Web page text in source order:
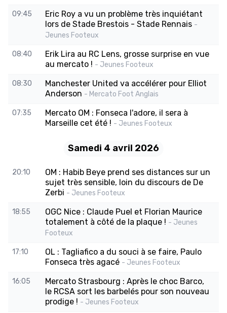
09:45
Eric Roy a vu un problème très inquiétant
lors de Stade Brestois - Stade Rennais -
Jeunes Footeux
08:40
Erik Lira au RC Lens, grosse surprise en vue
au mercato ! - Jeunes Footeux
08:30
Manchester United va accélérer pour Elliot
Anderson - Mercato Foot Anglais
07:35
Mercato OM : Fonseca l'adore, il sera à
Marseille cet été ! - Jeunes Footeux
Samedi 4 avril 2026
20:10
OM : Habib Beye prend ses distances sur un
sujet très sensible, loin du discours de De
Zerbi - Jeunes Footeux
18:55
OGC Nice : Claude Puel et Florian Maurice
totalement à côté de la plaque ! - Jeunes
Footeux
17:10
OL : Tagliafico a du souci à se faire, Paulo
Fonseca très agacé - Jeunes Footeux
16:05
Mercato Strasbourg : Après le choc Barco,
le RCSA sort les barbelés pour son nouveau
prodige ! - Jeunes Footeux